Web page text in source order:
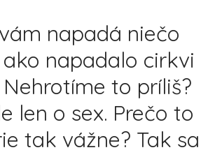
napadá niečo
napadalo cirkvi
to príliš?
len o sex. Prečo to
tak vážne? Tak sa